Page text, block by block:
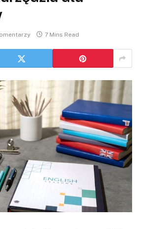
7 Mins Read